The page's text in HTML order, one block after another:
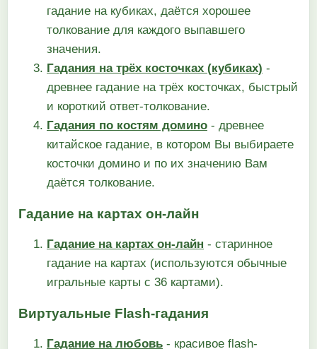
гадание на кубиках, даётся хорошее
толкование для каждого выпавшего
значения.
Гадания на трёх косточках (кубиках) -
древнее гадание на трёх косточках, быстрый
и короткий ответ-толкование.
Гадания по костям домино - древнее
китайское гадание, в котором Вы выбираете
косточки домино и по их значению Вам
даётся толкование.
Гадание на картах он-лайн
Гадание на картах он-лайн - старинное
гадание на картах (используются обычные
игральные карты с 36 картами).
Виртуальные Flash-гадания
Гадание на любовь - красивое flash-